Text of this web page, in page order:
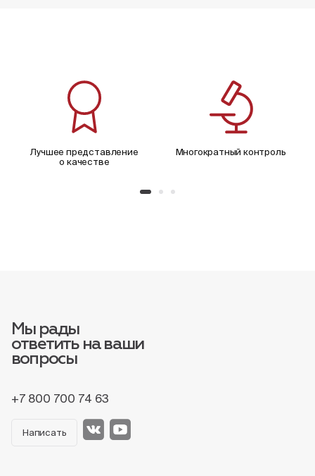
Лучшее представление
о качестве
Многократный контроль
Мы рады
ответить на ваши
вопросы
+7 800 700 74 63
Написать